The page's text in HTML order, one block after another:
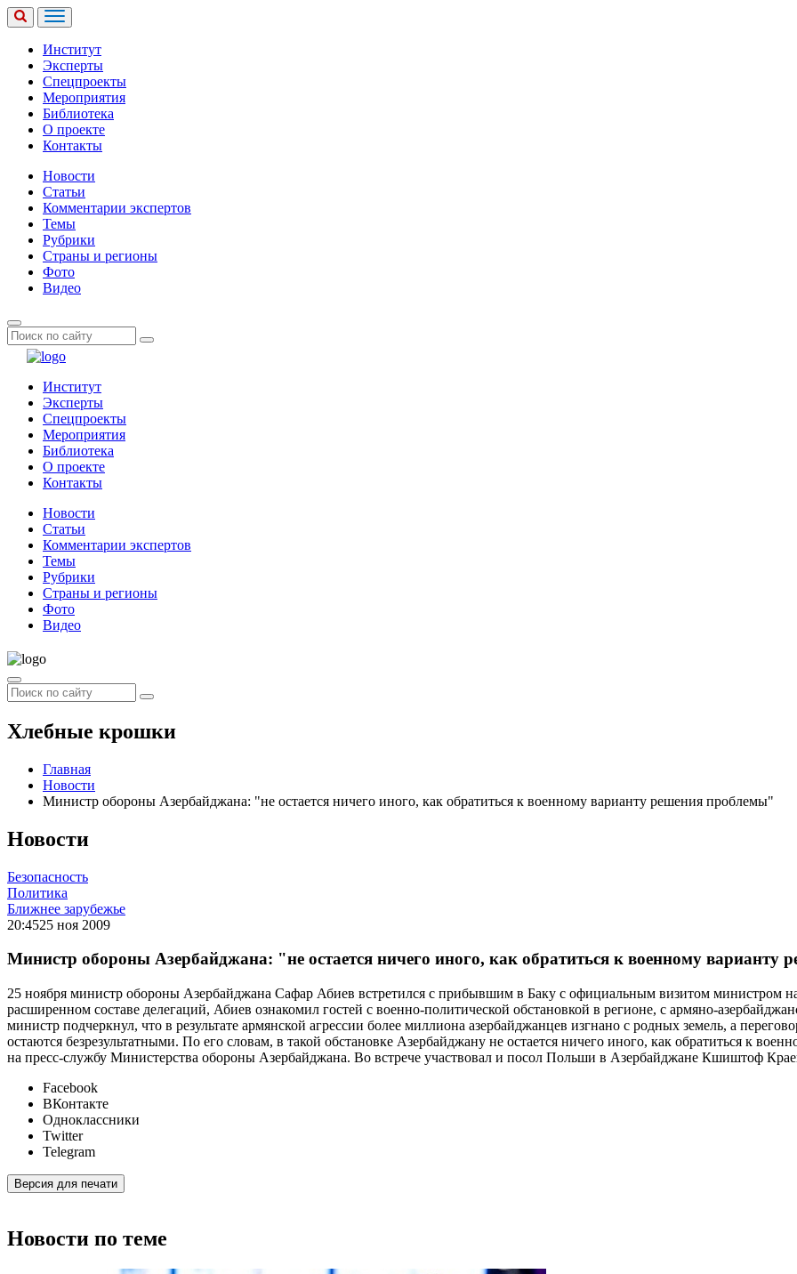
Институт
Эксперты
Спецпроекты
Мероприятия
Библиотека
О проекте
Контакты
Новости
Статьи
Комментарии экспертов
Темы
Рубрики
Страны и регионы
Фото
Видео
Институт
Эксперты
Спецпроекты
Мероприятия
Библиотека
О проекте
Контакты
Новости
Статьи
Комментарии экспертов
Темы
Рубрики
Страны и регионы
Фото
Видео
Хлебные крошки
Главная
Новости
Министр обороны Азербайджана: "не остается ничего иного, как обратиться к военному варианту решения проблемы"
Новости
Безопасность
Политика
Ближнее зарубежье
20:4525 ноя 2009
Министр обороны Азербайджана: "не остается ничего иного, как обратиться к военному варианту
25 ноября министр обороны Азербайджана Сафар Абиев встретился с прибывшим в Баку с официальным визитом министром
расширенном составе делегаций, Абиев ознакомил гостей с военно-политической обстановкой в регионе, с армяно-
министр подчеркнул, что в результате армянской агрессии более миллиона азербайджанцев изгнано с родных земель, а
остаются безрезультатными. По его словам, в такой обстановке Азербайджану не остается ничего иного, как обратиться к
на пресс-службу Министерства обороны Азербайджана. Во встрече участвовал и посол Польши в Азербайджане Кшиштоф
Facebook
ВКонтакте
Одноклассники
Twitter
Telegram
Версия для печати
Новости по теме